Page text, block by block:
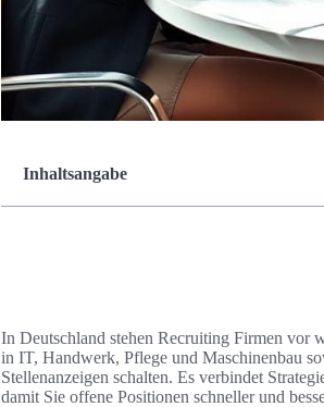
Inhaltsangabe
In Deutschland stehen Recruiting Firmen vor
in IT, Handwerk, Pflege und Maschinenbau
Stellenanzeigen schalten. Es verbindet
damit Sie offene Positionen schneller und